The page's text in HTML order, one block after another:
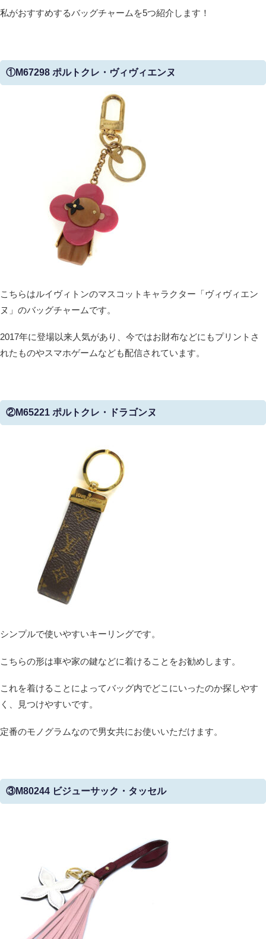
私がおすすめするバッグチャームを5つ紹介します！
①M67298 ポルトクレ・ヴィヴィエンヌ
こちらはルイヴィトンのマスコットキャラクター「ヴィヴィエン
ヌ」のバッグチャームです。
2017年に登場以来人気があり、今ではお財布などにもプリントさ
れたものやスマホゲームなども配信されています。
②M65221 ポルトクレ・ドラゴンヌ
シンプルで使いやすいキーリングです。
こちらの形は車や家の鍵などに着けることをお勧めします。
これを着けることによってバッグ内でどこにいったのか探しやす
く、見つけやすいです。
定番のモノグラムなので男女共にお使いいただけます。
③M80244 ビジューサック・タッセル